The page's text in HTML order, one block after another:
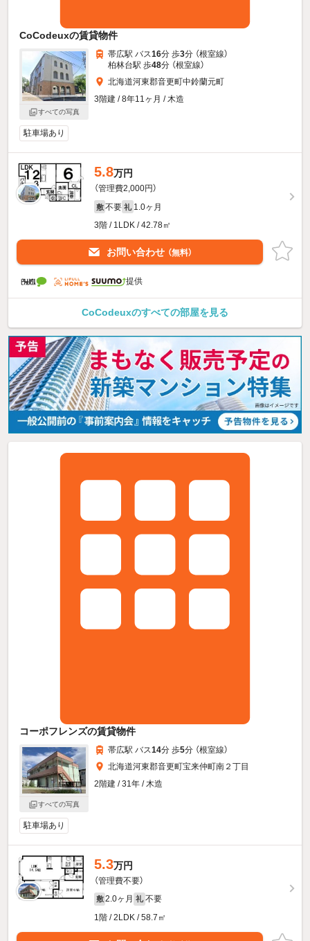
CoCodeuxの賃貸物件
すべての写真
帯広駅 バス16分 歩3分 （根室線）
柏林台駅 歩48分 （根室線）
北海道河東郡音更町中鈴蘭元町
3階建 / 8年11ヶ月 / 木造
駐車場あり
5.8万円
（管理費2,000円）
敷 不要 礼 1.0ヶ月
3階 / 1LDK / 42.78㎡
お問い合わせ （無料）
提供
CoCodeuxのすべての部屋を見る
コーポフレンズの賃貸物件
すべての写真
帯広駅 バス14分 歩5分 （根室線）
北海道河東郡音更町宝来仲町南２丁目
2階建 / 31年 / 木造
駐車場あり
5.3万円
（管理費不要）
敷 2.0ヶ月 礼 不要
1階 / 2LDK / 58.7㎡